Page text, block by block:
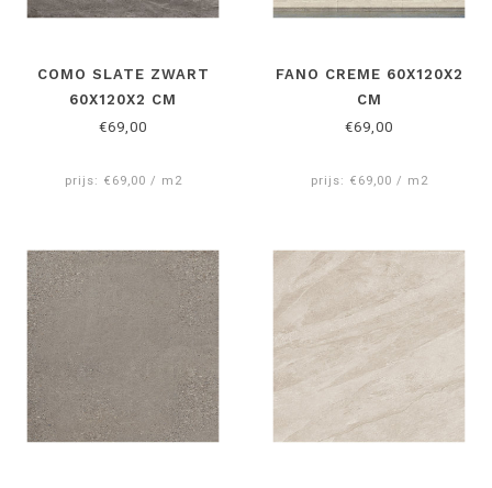
COMO SLATE ZWART
60X120X2 CM
€69,00
prijs: €69,00 / m2
FANO CREME 60X120X2
CM
€69,00
prijs: €69,00 / m2